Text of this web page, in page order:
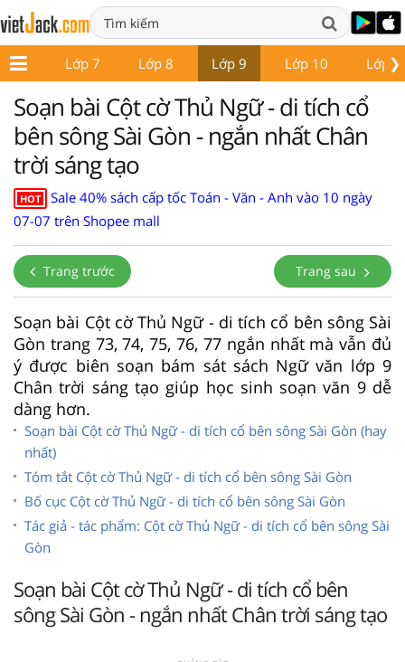
❯
6 Lớp 7 Lớp 8 Lớp 9 Lớp 10 Lớp
Soạn bài Cột cờ Thủ Ngữ - di tích cổ
bên sông Sài Gòn - ngắn nhất Chân
trời sáng tạo
HOT
Sale 40% sách cấp tốc Toán - Văn - Anh vào 10 ngày
07-07 trên Shopee mall
Trang trước Trang sau
Soạn bài Cột cờ Thủ Ngữ - di tích cổ bên sông Sài
Gòn trang 73, 74, 75, 76, 77 ngắn nhất mà vẫn đủ
ý được biên soạn bám sát sách Ngữ văn lớp 9
Chân trời sáng tạo giúp học sinh soạn văn 9 dễ
dàng hơn.
Soạn bài Cột cờ Thủ Ngữ - di tích cổ bên sông Sài Gòn (hay
nhất)
Tóm tắt Cột cờ Thủ Ngữ - di tích cổ bên sông Sài Gòn
Bố cục Cột cờ Thủ Ngữ - di tích cổ bên sông Sài Gòn
Tác giả - tác phẩm: Cột cờ Thủ Ngữ - di tích cổ bên sông Sài
Gòn
Soạn bài Cột cờ Thủ Ngữ - di tích cổ bên
sông Sài Gòn - ngắn nhất Chân trời sáng tạo